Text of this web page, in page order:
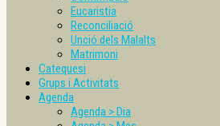
Eucaristia
Reconciliació
Unció dels Malalts
Matrimoni
Catequesi
Grups i Activitats
Agenda
Agenda > Dia